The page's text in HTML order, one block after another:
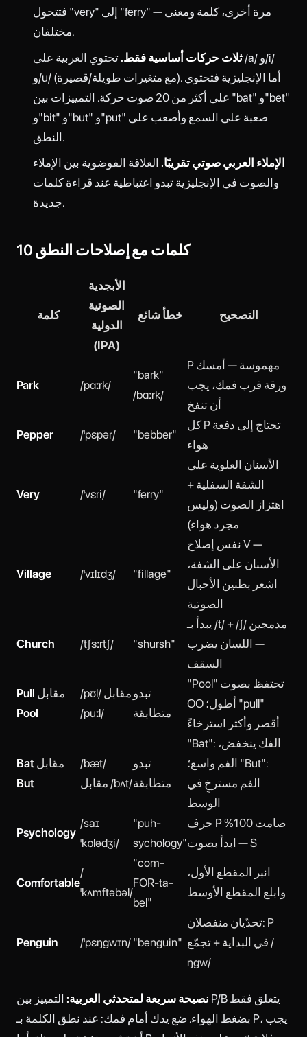
فتتحول "very" إلى "ferry" — مرة أخرى، كلمة ومعنى
مختلفان.
ثلاث حركات أساسية فقط. تحتوي العربية على /a/ و/i/
و/u/ (مع متغيرات طويلة/قصيرة). أما الإنجليزية فتحتوي
على أكثر من 20 صوت حركة. التمييزات بين "bat" و"bet"
و"bit" و"but" و"put" صعبة على السمع وأصعب على
النطق.
الإملاء العربي صوتي تقريبًا. العلاقة الفوضوية بين الإملاء
والصوت في الإنجليزية تبدو اعتباطية عند قراءة كلمات
جديدة.
10 كلمات مع إصلاحات النطق
كلمة
الأبجدية
الصوتية
الدولية
(IPA)
خطأ شائع التصحيح
Park /pɑːrk/
"bark"
/bɑːrk/
P مهموسة — أمسك
ورقة قرب فمك، يجب
أن تنفخ
Pepper /ˈpɛpər/ "bebber"
كل P تحتاج إلى دفعة
هواء
Very /ˈvɛri/ "ferry"
الأسنان العلوية على
الشفة السفلية +
اهتزاز الصوت (وليس
مجرد هواء)
Village /ˈvɪlɪdʒ/ "fillage"
نفس إصلاح V —
الأسنان على الشفة،
اشعر بطنين الأحبال
الصوتية
Church /tʃɜːrtʃ/ "shursh"
يبدأ بـ /t/ + /ʃ/ مدمجين
— اللسان يضرب
السقف
Pull مقابل
Pool
/pʊl/ مقابل
/puːl/
تبدو
متطابقة
"Pool" تحتفظ بصوت
OO أطول؛ "pull"
أقصر وأكثر استرخاءً
Bat مقابل
But
/bæt/
مقابل /bʌt/
تبدو
متطابقة
"Bat": الفك ينخفض،
الفم واسع؛ "But":
الفم مسترخٍ في
الوسط
Psychology
/saɪ
ˈkɒlədʒi/
"puh-
sychology"
حرف P صامت 100%
— ابدأ بصوت S
Comfortable
/
ˈkʌmftəbəl/
"com-
FOR-ta-
bel"
انبر المقطع الأول،
وابلع المقطع الأوسط
Penguin /ˈpɛŋɡwɪn/ "benguin"
تحدّيان منفصلان: P
في البداية + تجمّع /
ŋɡw/
نصيحة سريعة لمتحدثي العربية: التمييز بين P/B يتعلق فقط
بضغط الهواء. ضع يدك أمام فمك: عند نطق الكلمة بـ P، يجب